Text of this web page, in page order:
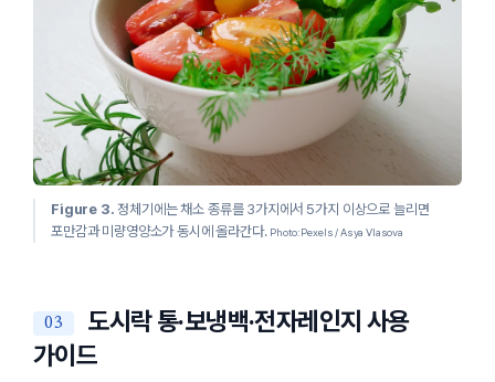
Figure 3. 정체기에는 채소 종류를 3가지에서 5가지 이상으로 늘리면
포만감과 미량영양소가 동시에 올라간다. Photo: Pexels / Asya Vlasova
도시락 통·보냉백·전자레인지 사용
가이드